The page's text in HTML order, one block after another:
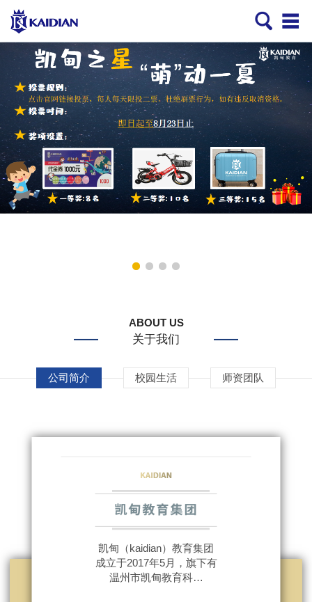
ABOUT US
关于我们
公司简介 校园生活 师资团队
凯甸（kaidian）教育集团
成立于2017年5月，旗下有
温州市凯甸教育科…